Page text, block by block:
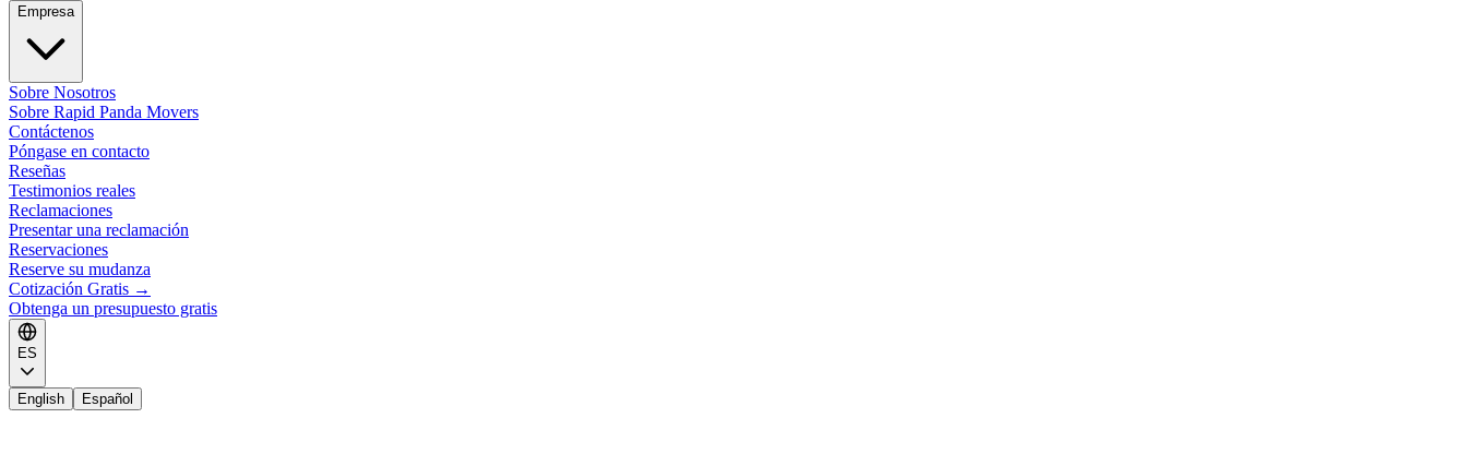
Empresa
Sobre Nosotros
Sobre Rapid Panda Movers
Contáctenos
Póngase en contacto
Reseñas
Testimonios reales
Reclamaciones
Presentar una reclamación
Reservaciones
Reserve su mudanza
Cotización Gratis →
Obtenga un presupuesto gratis
ES
English Español